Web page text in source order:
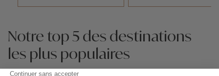
Notre top 5 des destinations
les plus populaires